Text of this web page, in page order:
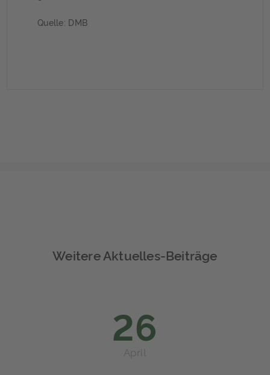
Quelle: DMB
Weitere Aktuelles-Beiträge
26
April